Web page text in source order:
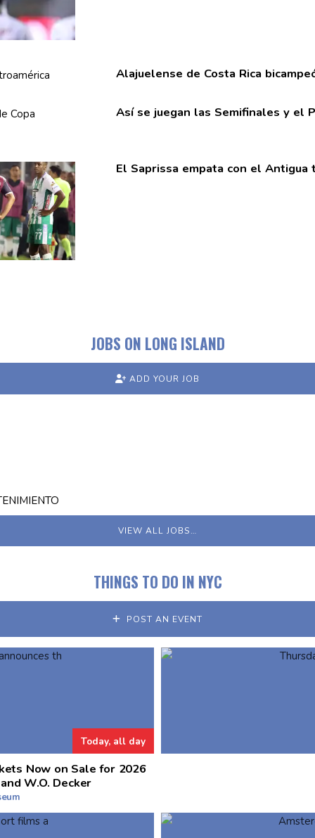
Alajuelense de Costa Rica
Así se juegan las Semifinales y el
El Saprissa empata con el
JOBS ON LONG ISLAND
ADD YOUR JOB
VIEW ALL JOBS…
THINGS TO DO IN NYC
POST AN EVENT
Today, all day
Now on Sale for 2026
W.O. Decker